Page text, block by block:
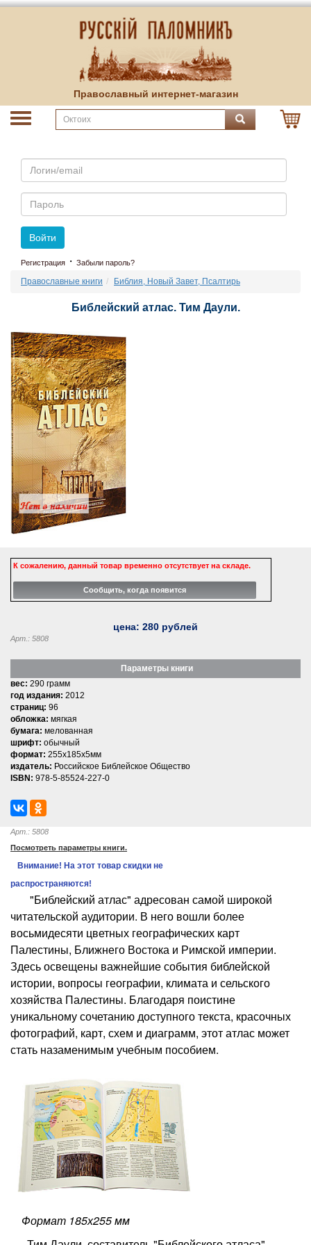
Православный интернет-магазин
Email
Пароль
Войти
Регистрация · Забыли пароль?
Православные книги Библия, Новый Завет, Псалтирь
Библейский атлас. Тим Даули.
К сожалению, данный товар временно отсутствует на складе.
цена: 280 рублей
Арт.: 5808
Параметры книги
вес: 290 грамм
год издания: 2012
страниц: 96
обложка: мягкая
бумага: мелованная
шрифт: обычный
формат: 255x185x5мм
издатель: Российское Библейское Общество
ISBN: 978-5-85524-227-0
Арт.: 5808
Посмотреть параметры книги.
Внимание! На этот товар скидки не
распространяются!
"Библейский атлас" адресован самой широкой
читательской аудитории. В него вошли более
восьмидесяти цветных географических карт
Палестины, Ближнего Востока и Римской империи.
Здесь освещены важнейшие события библейской
истории, вопросы географии, климата и сельского
хозяйства Палестины. Благодаря поистине
уникальному сочетанию доступного текста, красочных
фотографий, карт, схем и диаграмм, этот атлас может
стать назаменимым учебным пособием.
Формат 185х255 мм